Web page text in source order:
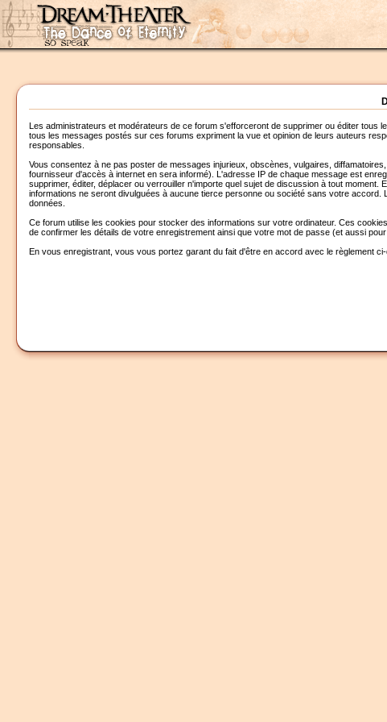
Les administrateurs et modérateurs de ce forum s'efforceront de supprimer ou éditer tous
tous les messages postés sur ces forums expriment la vue et opinion de leurs auteurs
responsables.
Vous consentez à ne pas poster de messages injurieux, obscènes, vulgaires,
fournisseur d'accès à internet en sera informé). L'adresse IP de chaque message est
supprimer, éditer, déplacer ou verrouiller n'importe quel sujet de discussion à tout
informations ne seront divulguées à aucune tierce personne ou société sans votre
données.
Ce forum utilise les cookies pour stocker des informations sur votre ordinateur. Ces
de confirmer les détails de votre enregistrement ainsi que votre mot de passe (et aussi
En vous enregistrant, vous vous portez garant du fait d'être en accord avec le règlement ci-